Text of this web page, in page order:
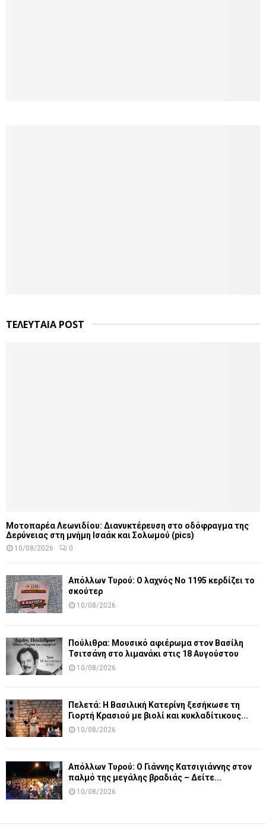
ΤΕΛΕΥΤΑΙΑ POST
Μοτοπαρέα Λεωνιδίου: Διανυκτέρευση στο οδόφραγμα της
Δερύνειας στη μνήμη Ισαάκ και Σολωμού (pics)
10/08/2026 0
Απόλλων Τυρού: Ο λαχνός Νο 1195 κερδίζει το
σκούτερ
10/08/2026
Πούλιθρα: Μουσικό αφιέρωμα στον Βασίλη
Τσιτσάνη στο λιμανάκι στις 18 Αυγούστου
10/08/2026
Πελετά: Η Βασιλική Κατερίνη ξεσήκωσε τη
Γιορτή Κρασιού με βιολί και κυκλαδίτικους...
10/08/2026
Απόλλων Τυρού: Ο Γιάννης Κατσιγιάννης στον
παλμό της μεγάλης βραδιάς – Δείτε...
10/08/2026